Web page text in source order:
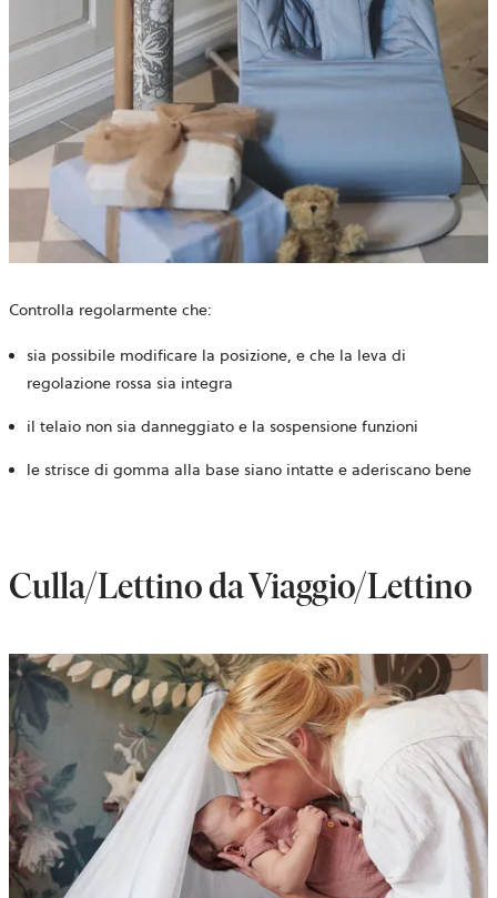
Controlla regolarmente che:
sia possibile modificare la posizione, e che la leva di
regolazione rossa sia integra
il telaio non sia danneggiato e la sospensione funzioni
le strisce di gomma alla base siano intatte e aderiscano bene
Culla/Lettino da Viaggio/Lettino